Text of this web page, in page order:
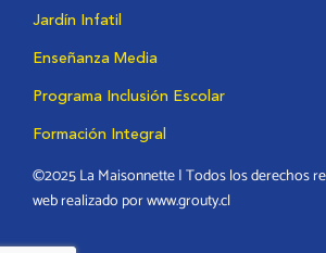
Jardín Infatil
Enseñanza Media
Programa Inclusión Escolar
Formación Integral
©2025 La Maisonnette | Todos los derechos
web realizado por www.grouty.cl